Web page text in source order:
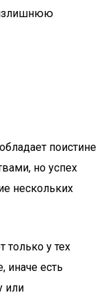
излишнюю
поистине
но успех
нескольких
только у тех
иначе есть
или